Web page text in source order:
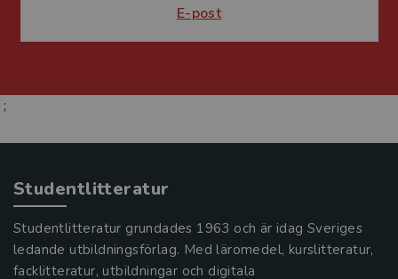
E-post
;
Studentlitteratur
Studentlitteratur grundades 1963 och är idag Sveriges
ledande utbildningsförlag. Med läromedel, kurslitteratur,
facklitteratur, utbildningar och digitala